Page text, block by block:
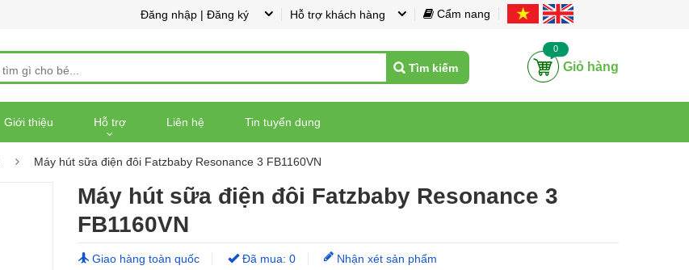
Cẩm nang
Hỗ trợ khách hàng
Đăng nhập | Đăng ký
Tìm kiếm Giỏ hàng
0
Giới thiệu Hỗ trợ Liên hệ Tin tuyển dụng
Máy hút sữa điện đôi Fatzbaby Resonance 3 FB1160VN
Máy hút sữa điện đôi Fatzbaby Resonance 3
FB1160VN
Giao hàng toàn quốc Đã mua: 0 Nhận xét sản phẩm